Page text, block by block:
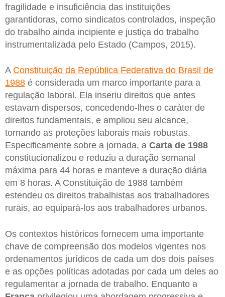
fragilidade e insuficiência das instituições
garantidoras, como sindicatos controlados, inspeção
do trabalho ainda incipiente e justiça do trabalho
instrumentalizada pelo Estado (Campos, 2015).
A Constituição da República Federativa do Brasil de
1988 é considerada um marco importante para a
regulação laboral. Ela inseriu direitos que antes
estavam dispersos, concedendo-lhes o caráter de
direitos fundamentais, e ampliou seu alcance,
tornando as proteções laborais mais robustas.
Especificamente sobre a jornada, a Carta de 1988
constitucionalizou e reduziu a duração semanal
máxima para 44 horas e manteve a duração diária
em 8 horas. A Constituição de 1988 também
estendeu os direitos trabalhistas aos trabalhadores
rurais, ao equipará-los aos trabalhadores urbanos.
Os contextos históricos fornecem uma importante
chave de compreensão dos modelos vigentes nos
ordenamentos jurídicos de cada um dos dois países
e as opções políticas adotadas por cada um deles ao
regulamentar a jornada de trabalho. Enquanto a